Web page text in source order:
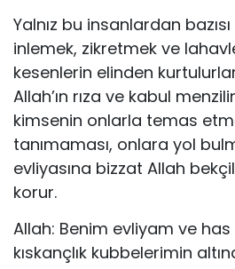
Yalnız bu insanlardan
inlemek, zikretmek ve
kesenlerin elinden
Allah’ın rıza ve kabul
kimsenin onlarla temas
tanımaması, onlara yol
evliyasına bizzat Allah
korur.
Allah: Benim evliyam ve has
kıskançlık kubbelerimin